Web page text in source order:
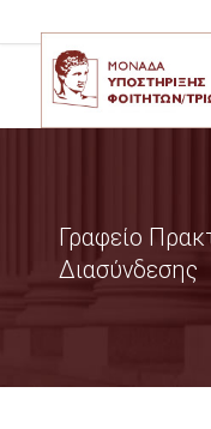
Γραφείο
Διασύνδεσης